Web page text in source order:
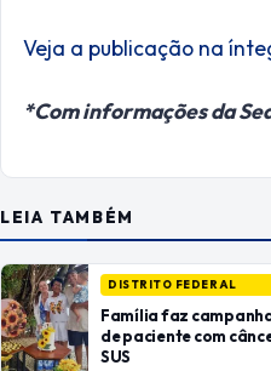
Veja a publicação na
*Com informações da
LEIA TAMBÉM
DISTRITO FEDERAL
Família faz
de paciente com
SUS